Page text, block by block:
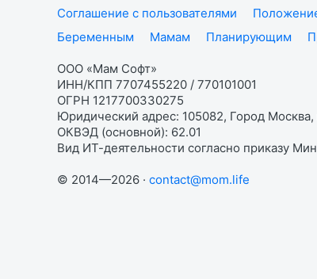
Соглашение с пользователями
Беременным
Мамам Планирующим
ООО «Мам Софт»
ИНН/КПП 7707455220 / 770101001
ОГРН 1217700330275
Юридический адрес: 105082, Город
ОКВЭД (основной): 62.01
Вид ИТ-деятельности согласно приказу
© 2014—2026 · contact@mom.life